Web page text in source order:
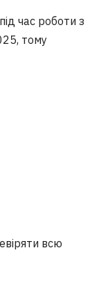
час роботи з
тому
всю